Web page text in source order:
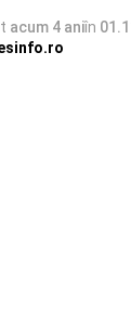
acum 4 aniîn